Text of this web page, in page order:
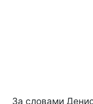
За словами